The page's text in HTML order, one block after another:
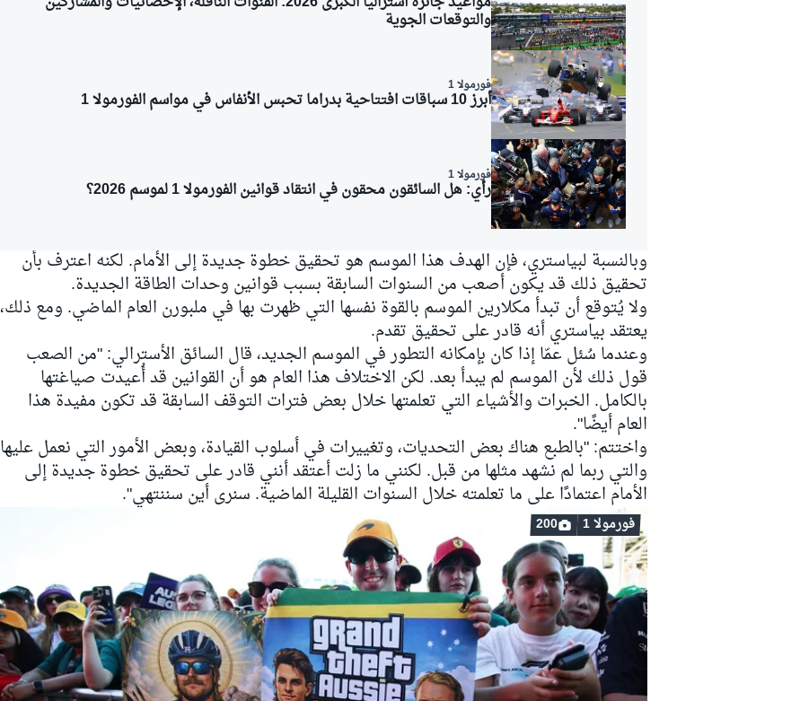
رالي
والتوقعات الجوية
فورمولا 1
أبرز 10 سباقات افتتاحية بدراما تحبس الأنفاس في مواسم الفورمولا 1
فورمولا 1
رأي: هل السائقون محقون في انتقاد قوانين الفورمولا 1 لموسم 2026؟
وبالنسبة لبياستري، فإن الهدف هذا الموسم هو تحقيق خطوة جديدة إلى الأمام. لكنه اعترف بأن
تحقيق ذلك قد يكون أصعب من السنوات السابقة بسبب قوانين وحدات الطاقة الجديدة.
ولا يُتوقع أن تبدأ مكلارين الموسم بالقوة نفسها التي ظهرت بها في ملبورن العام الماضي. ومع ذلك،
يعتقد بياستري أنه قادر على تحقيق تقدم.
وعندما سُئل عمّا إذا كان بإمكانه التطور في الموسم الجديد، قال السائق الأسترالي: "من الصعب
قول ذلك لأن الموسم لم يبدأ بعد. لكن الاختلاف هذا العام هو أن القوانين قد أُعيدت صياغتها
بالكامل. الخبرات والأشياء التي تعلمتها خلال بعض فترات التوقف السابقة قد تكون مفيدة هذا
العام أيضًا".
واختتم: "بالطبع هناك بعض التحديات، وتغييرات في أسلوب القيادة، وبعض الأمور التي نعمل عليها
والتي ربما لم نشهد مثلها من قبل. لكنني ما زلت أعتقد أنني قادر على تحقيق خطوة جديدة إلى
الأمام اعتمادًا على ما تعلمته خلال السنوات القليلة الماضية. سنرى أين سننتهي".
فورمولا 1 200